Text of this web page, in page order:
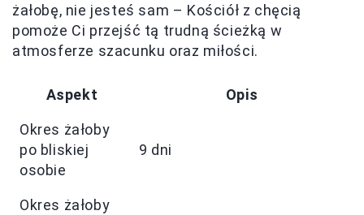
żałobę, nie jesteś sam – Kościół z chęcią
pomoże Ci przejść tą trudną ścieżką w
atmosferze szacunku oraz miłości.
Aspekt Opis
Okres żałoby
po bliskiej
osobie
9 dni
Okres żałoby